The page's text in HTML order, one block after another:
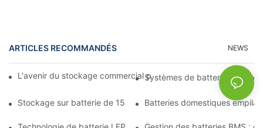
ARTICLES RECOMMANDÉS NEWS
L'avenir du stockage commercial par batterie : tendances et
Systèmes de batteries
Stockage sur batterie de 15 kW : alimentez votre avenir en
Batteries domestiques